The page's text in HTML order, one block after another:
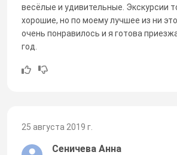
весёлые и удивительные. Экскурсии
хорошие, но по моему лучшее из ни
очень понравилось и я готова
год.
25 августа 2019 г.
Сеничева Анна